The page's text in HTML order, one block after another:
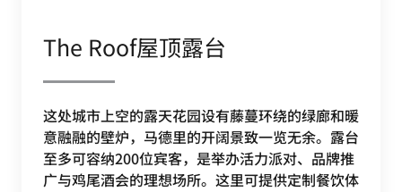
The Roof屋顶露台
这处城市上空的露天花园设有藤蔓环绕的绿廊和暖
意融融的壁炉，马德里的开阔景致一览无余。露台
至多可容纳200位宾客，是举办活力派对、品牌推
广与鸡尾酒会的理想场所。这里可提供定制餐饮体